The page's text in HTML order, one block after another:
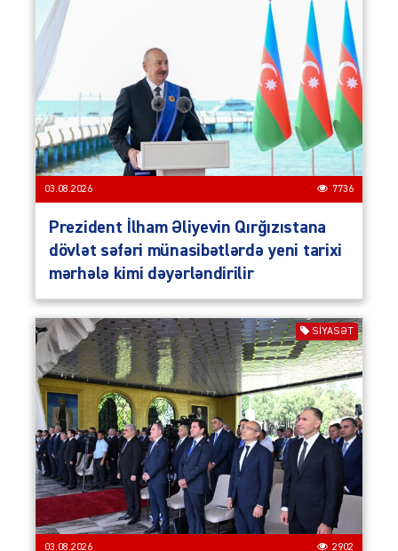
03.08.2026 7736
Prezident İlham Əliyevin Qırğızıstana
dövlət səfəri münasibətlərdə yeni tarixi
mərhələ kimi dəyərləndirilir
SIYASƏT
03.08.2026 2902